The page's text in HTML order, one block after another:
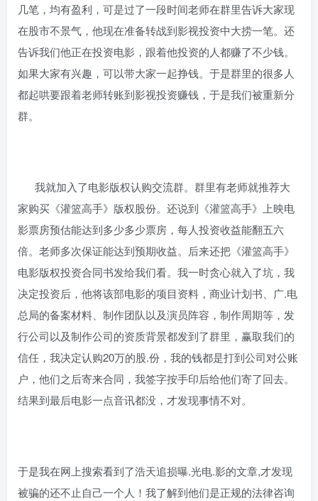
几笔，均有盈利，可是过了一段时间老师在群里告诉大家现
在股市不景气，他现在准备转战到影视投资中大捞一笔。还
告诉我们他正在投资电影，跟着他投资的人都赚了不少钱。
如果大家有兴趣，可以带大家一起挣钱。于是群里的很多人
都起哄要跟着老师转账到影视投资赚钱，于是我们被重新分
群。
我就加入了电影版权认购交流群。群里有老师就推荐大
家购买《灌篮高手》版权股份。还说到《灌篮高手》上映电
影票房预估能达到多少多少票房，每人投资收益能翻五六
倍。老师多次保证能达到预期收益。后来还把《灌篮高手》
电影版权投资合同书发给我们看。我一时贪心就入了坑，我
决定投资后，他将该部电影的项目资料，商业计划书、广.电
总局的备案材料、制作团队以及演员阵容，制作周期等，发
行公司以及制作公司的资质背景都发到了群里，赢取我们的
信任，我决定认购20万的股.份，我的钱都是打到公司对公账
户，他们之后寄来合同，我签字按手印后给他们寄了回去。
结果到最后电影一点音讯都没，才发现事情不对。
于是我在网上搜索看到了浩天追损曝.光电.影的文章,才发现
被骗的还不止自己一个人！我了解到他们是正规的法律咨询